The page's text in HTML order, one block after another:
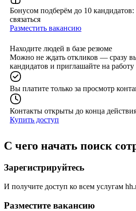
Бонусом подберём до 10
связаться
Разместить вакансию
Находите людей в базе резюме
Можно не ждать откликов — сразу
кандидатов и приглашайте на работу
Вы платите только за просмотр
Контакты открыты до конца
Купить доступ
С чего начать поиск
Зарегистрируйтесь
И получите доступ ко всем услугам
Разместите вакансию